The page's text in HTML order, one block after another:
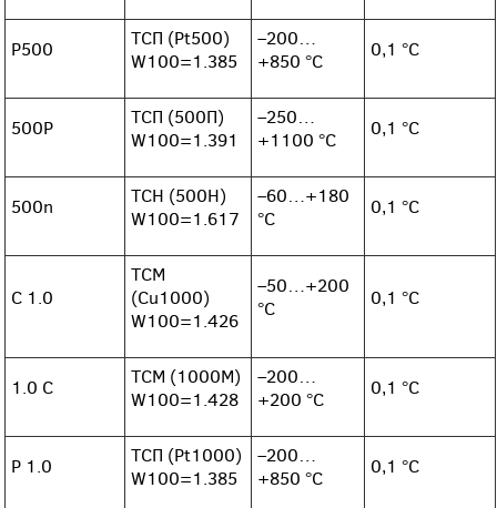
P500
ТСП (Pt500)
W100=1.385
–200…
+850 °С
0,1 °С
500P
ТСП (500П)
W100=1.391
–250…
+1100 °С
0,1 °С
500n
ТСН (500Н)
W100=1.617
–60…+180
°С
0,1 °С
C 1.0
ТСМ
(Cu1000)
W100=1.426
–50…+200
°С
0,1 °С
1.0 C
ТСМ (1000М)
W100=1.428
–200…
+200 °С
0,1 °С
P 1.0
ТСП (Pt1000)
W100=1.385
–200…
+850 °С
0,1 °С